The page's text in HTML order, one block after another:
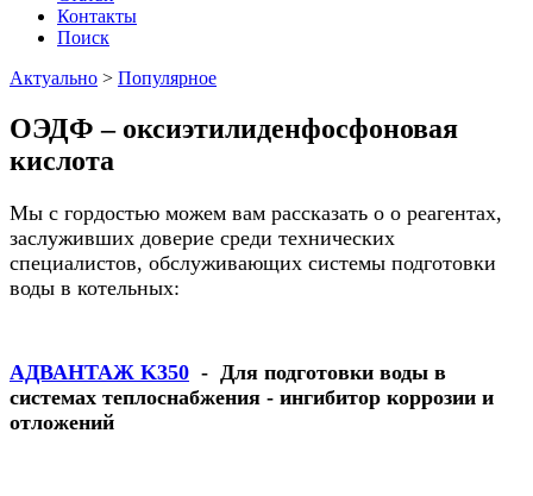
Контакты
Поиск
Актуально > Популярное
ОЭДФ – оксиэтилиденфосфоновая
кислота
Мы с гордостью можем вам рассказать о о реагентах,
заслуживших доверие среди технических
специалистов, обслуживающих системы подготовки
воды в котельных:
АДВАНТАЖ K350 - Для подготовки воды в
системах теплоснабжения - ингибитор коррозии и
отложений